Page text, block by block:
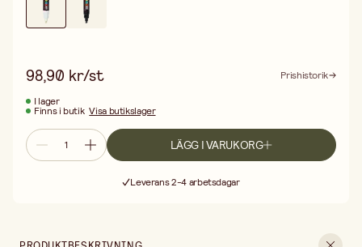
98,90 kr/st
Prishistorik
I lager
Finns i butik Visa butikslager
LÄGG I VARUKORG
Leverans 2-4 arbetsdagar